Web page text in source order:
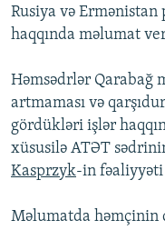
Rusiya və
haqqında məlumat
Həmsədrlər Qarabağ
artmaması və
gördükləri işlər
xüsusilə ATƏT
Kasprzyk-in
Məlumatda həmçinin